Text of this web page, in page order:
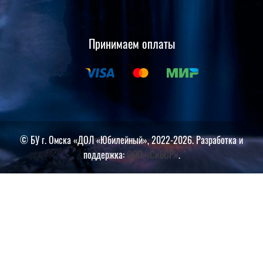
Принимаем оплаты
© БУ г. Омска «ДОЛ «Юбилейный», 2022-2026. Разработка и
поддержка:ООО «СибСР».